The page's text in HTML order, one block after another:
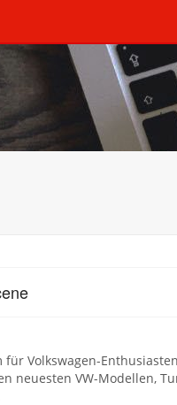
für Volkswagen-
neuesten VW-Modellen,